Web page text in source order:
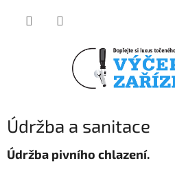
Údržba a sanitace
Údržba pivního chlazení.